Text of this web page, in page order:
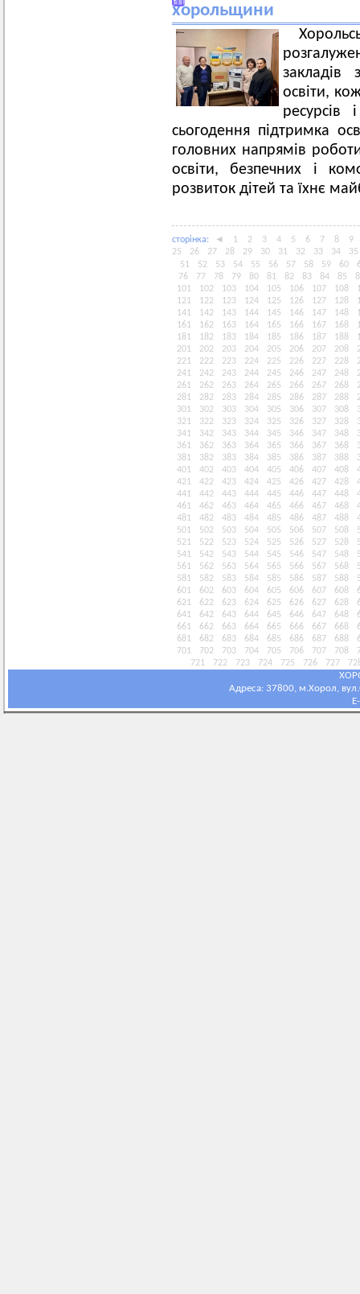
хорольщини
закладів
освіти,
ресурсів
сьогодення підтримка
головних напрямів
освіти, безпечних і
розвиток дітей та їхнє
сторiнка: ◄ 1 2 3 4 5 6 7 8
9
25
26 27 28 29 30 31 32 33 34
35
51
52 53 54 55 56 57 58 59 60
76
77 78 79 80 81 82 83 84 85
101
102 103 104 105 106 107 108
121
122 123 124 125 126 127 128
141
142 143 144 145 146 147 148
161
162 163 164 165 166 167 168
181
182 183 184 185 186 187 188
201
202 203 204 205 206 207 208
221
222 223 224 225 226 227 228
241
242 243 244 245 246 247 248
261
262 263 264 265 266 267 268
281
282 283 284 285 286 287 288
301
302 303 304 305 306 307 308
321
322 323 324 325 326 327 328
341
342 343 344 345 346 347 348
361
362 363 364 365 366 367 368
381
382 383 384 385 386 387 388
401
402 403 404 405 406 407 408
421
422 423 424 425 426 427 428
441
442 443 444 445 446 447 448
461
462 463 464 465 466 467 468
481
482 483 484 485 486 487 488
501
502 503 504 505 506 507 508
521
522 523 524 525 526 527 528
541
542 543 544 545 546 547 548
561
562 563 564 565 566 567 568
581
582 583 584 585 586 587 588
601
602 603 604 605 606 607 608
621
622 623 624 625 626 627 628
641
642 643 644 645 646 647 648
661
662 663 664 665 666 667 668
681
682 683 684 685 686 687 688
701
702 703 704 705 706 707 708
721
722 723 724 725 726 727
Адреса: 37800, м.Хорол,